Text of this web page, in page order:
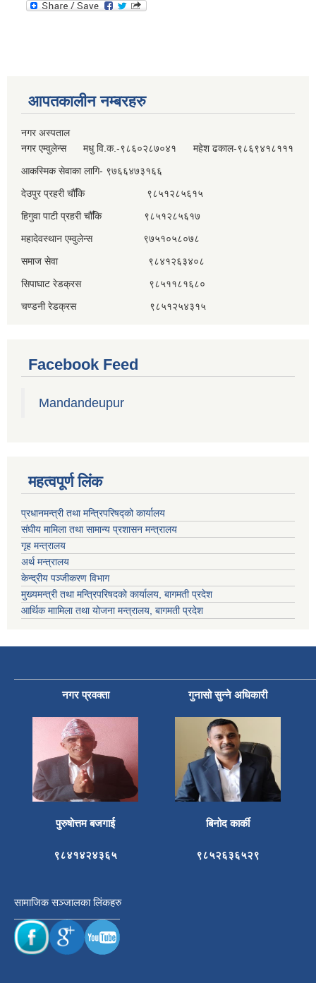
आपतकालीन नम्बरहरु
नगर अस्पताल
नगर एम्वुलेन्स मधु वि.क.-९८६०२८७०४१ महेश ढकाल-९८६९४१८१११
आकस्मिक सेवाका लागि- ९७६६४७३१६६
देउपुर प्रहरी चौँकि ९८५१२८५६१५
हिगुवा पाटी प्रहरी चौँकि ९८५१२८५६१७
महादेवस्थान एम्वुलेन्स ९७५१०५८०७८
समाज सेवा ९८४१२६३४०८
सिपाघाट रेडक्रस ९८५११८१६८०
चण्डनी रेडक्रस ९८५१२५४३१५
Facebook Feed
Mandandeupur
महत्वपूर्ण लिंक
प्रधानमन्त्री तथा मन्त्रिपरिषद्को कार्यालय
संघीय मामिला तथा सामान्य प्रशासन मन्त्रालय
गृह मन्त्रालय
अर्थ मन्त्रालय
केन्द्रीय पञ्जीकरण विभाग
मुख्यमन्त्री तथा मन्त्रिपरिषदको कार्यालय, बागमती प्रदेश
आर्थिक माामिला तथा योजना मन्त्रालय, बागमती प्रदेश
नगर प्रवक्ता गुनासो सुन्ने अधिकारी
पुरुषोत्तम बजगाई बिनोद कार्की
९८४१४२४३६५ ९८५२६३६५२९
सामाजिक सञ्जालका लिंकहरु